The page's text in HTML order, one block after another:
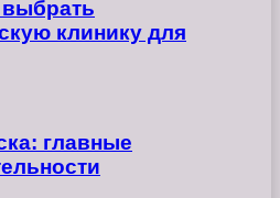
клинику для
главные